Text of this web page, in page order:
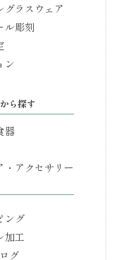
グラスウェア
ル彫刻
ン
ら探す
器
・アクセサリー
ング
加工
グ